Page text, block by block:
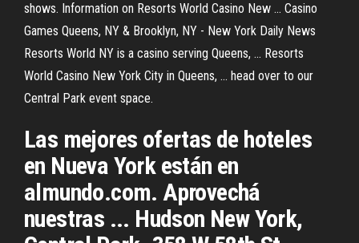
shows. Information on Resorts World Casino New ... Casino
Games Queens, NY & Brooklyn, NY - New York Daily News
Resorts World NY is a casino serving Queens, ... Resorts
World Casino New York City in Queens, ... head over to our
Central Park event space.
Las mejores ofertas de hoteles
en Nueva York están en
almundo.com. Aprovechá
nuestras ... Hudson New York,